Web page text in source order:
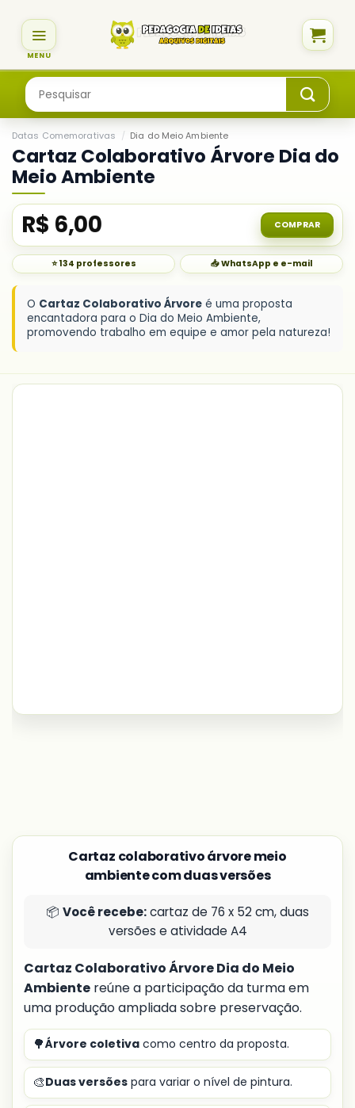
content
Pesquisar
por:
Datas Comemorativas / Dia do Meio Ambiente
Cartaz Colaborativo Árvore Dia do
Meio Ambiente
R$ 6,00 COMPRAR
⭐ 134 professores 📥 WhatsApp e e-mail
O Cartaz Colaborativo Árvore é uma proposta
encantadora para o Dia do Meio Ambiente,
promovendo trabalho em equipe e amor pela natureza!
Cartaz colaborativo árvore meio
ambiente com duas versões
📦 Você recebe:cartaz de 76 x 52 cm, duas
versões e atividade A4
Cartaz Colaborativo Árvore Dia do Meio
Ambiente reúne a participação da turma em
uma produção ampliada sobre preservação.
🌳Árvore coletiva como centro da proposta.
🎨Duas versões para variar o nível de pintura.